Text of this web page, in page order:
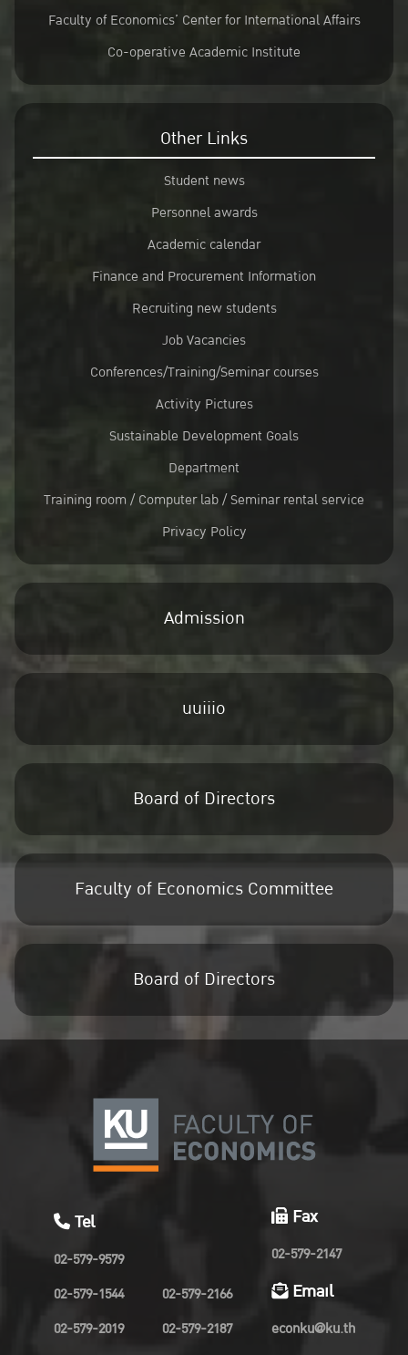
Faculty of Economics’ Center for International Affairs
Co-operative Academic Institute
Other Links
Student news
Personnel awards
Academic calendar
Finance and Procurement Information
Recruiting new students
Job Vacancies
Conferences/Training/Seminar courses
Activity Pictures
Sustainable Development Goals
Department
Training room / Computer lab / Seminar rental service
Privacy Policy
Admission
uuiiio
Board of Directors
Faculty of Economics Committee
Board of Directors
Tel
02-579-9579
02-579-1544
02-579-2019
02-579-2166
02-579-2187
Fax
02-579-2147
Email
econku@ku.th